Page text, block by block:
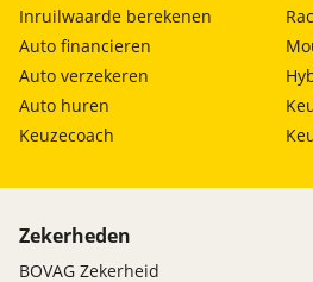
Inruilwaarde berekenen
Auto financieren
Auto verzekeren
Auto huren
Keuzecoach
Zekerheden
BOVAG Zekerheid